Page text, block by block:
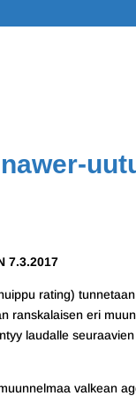
7.3.2017
rating)
ranskalaisen eri
laudalle
valkean